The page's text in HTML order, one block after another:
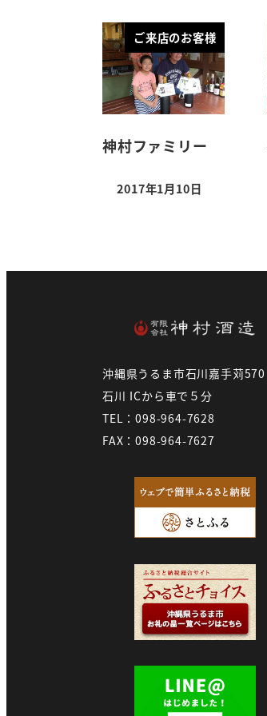
ご来店のお客様
神村ファミリー
2017年1月10日
沖縄県うるま市石川嘉手苅570
石川 ICから車で５分
TEL：098-964-7628
FAX：098-964-7627